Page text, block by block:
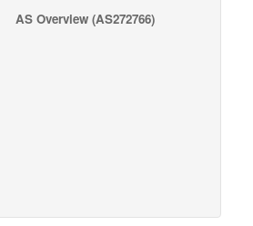
AS Overview (AS272766)